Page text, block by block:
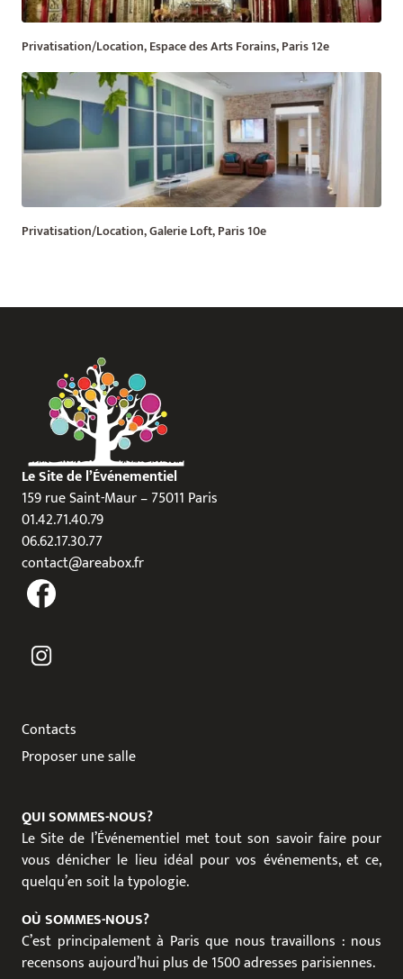
Privatisation/Location, Espace des Arts Forains, Paris 12e
Privatisation/Location, Galerie Loft, Paris 10e
Le Site de l’Événementiel
159 rue Saint-Maur – 75011 Paris
01.42.71.40.79
06.62.17.30.77
contact@areabox.fr
Contacts
Proposer une salle
QUI SOMMES-NOUS?
Le Site de l’Événementiel met tout son savoir faire pour
vous dénicher le lieu idéal pour vos événements, et ce,
quelqu’en soit la typologie.
OÙ SOMMES-NOUS?
C’est principalement à Paris que nous travaillons : nous
recensons aujourd’hui plus de 1500 adresses parisiennes.